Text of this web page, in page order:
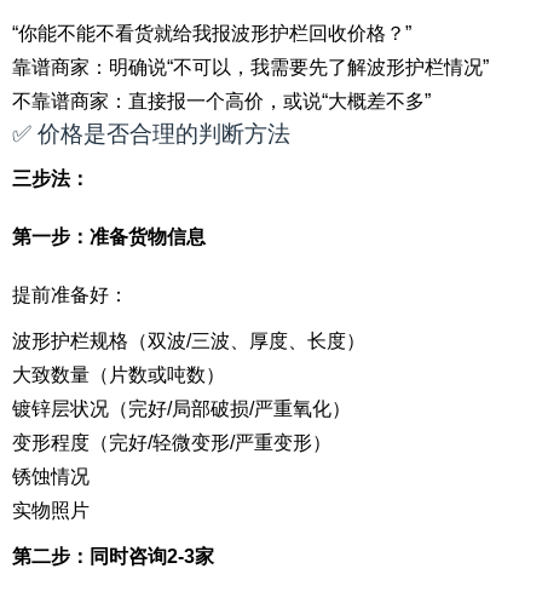
“你能不能不看货就给我报波形护栏回收价格？”
靠谱商家：明确说“不可以，我需要先了解波形护栏情况”
不靠谱商家：直接报一个高价，或说“大概差不多”
✅ 价格是否合理的判断方法
三步法：
第一步：准备货物信息
提前准备好：
波形护栏规格（双波/三波、厚度、长度）
大致数量（片数或吨数）
镀锌层状况（完好/局部破损/严重氧化）
变形程度（完好/轻微变形/严重变形）
锈蚀情况
实物照片
第二步：同时咨询2-3家